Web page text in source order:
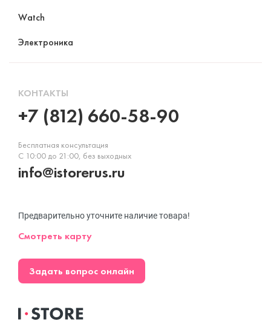
Watch
Электроника
КОНТАКТЫ
+7 (812) 660-58-90
Бесплатная консультация
С 10:00 до 21:00, без выходных
info@istorerus.ru
Предварительно уточните наличие товара!
Смотреть карту
Задать вопрос онлайн